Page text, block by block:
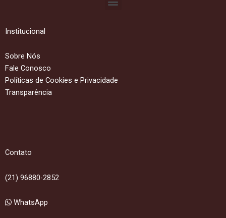
Institucional
Sobre Nós
Fale Conosco
Políticas de Cookies e Privacidade
Transparência
Contato
(21) 96880-2852
WhatsApp